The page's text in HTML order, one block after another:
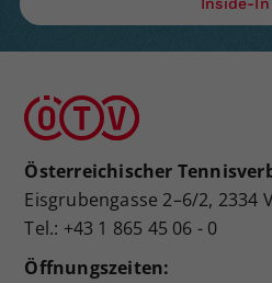
Österreichischer
Eisgrubengasse 2–6/2, 2334
Tel.: +43 1 865 45 06 - 0
Öffnungszeiten: